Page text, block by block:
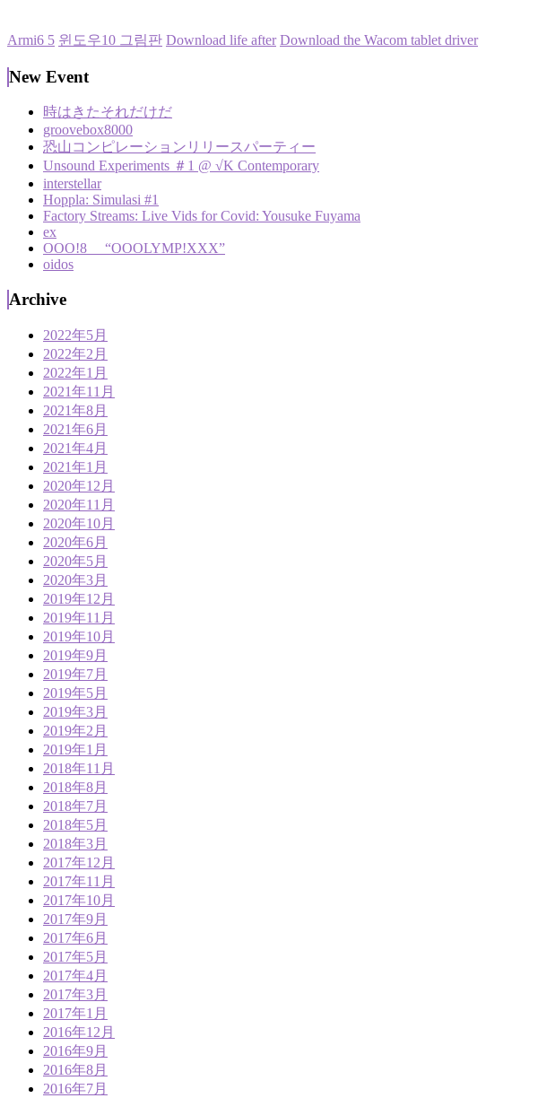
Armi6 5 윈도우10 그림판 Download life after Download the Wacom tablet driver
New Event
時はきたそれだけだ
groovebox8000
恐山コンピレーションリリースパーティー
Unsound Experiments ＃1 @ √K Contemporary
interstellar
Hoppla: Simulasi #1
Factory Streams: Live Vids for Covid: Yousuke Fuyama
ex
OOO!8 “OOOLYMP!XXX”
oidos
Archive
2022年5月
2022年2月
2022年1月
2021年11月
2021年8月
2021年6月
2021年4月
2021年1月
2020年12月
2020年11月
2020年10月
2020年6月
2020年5月
2020年3月
2019年12月
2019年11月
2019年10月
2019年9月
2019年7月
2019年5月
2019年3月
2019年2月
2019年1月
2018年11月
2018年8月
2018年7月
2018年5月
2018年3月
2017年12月
2017年11月
2017年10月
2017年9月
2017年6月
2017年5月
2017年4月
2017年3月
2017年1月
2016年12月
2016年9月
2016年8月
2016年7月